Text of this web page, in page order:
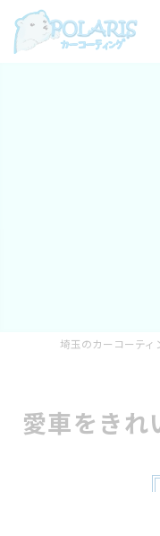
埼玉のカーコーティ
愛車をき